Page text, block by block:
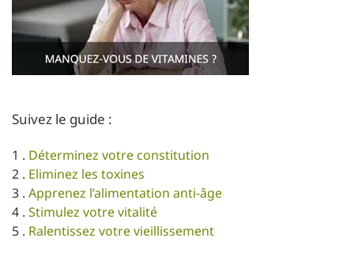
Suivez le guide :
1 . Déterminez votre constitution
2 . Eliminez les toxines
3 . Apprenez l’alimentation anti-âge
4 . Stimulez votre vitalité
5 . Ralentissez votre vieillissement